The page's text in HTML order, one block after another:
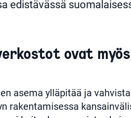
edistävässä
ovat myös
asema ylläpitää ja
rakentamisessa